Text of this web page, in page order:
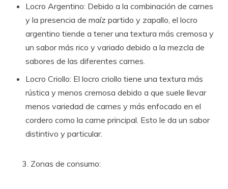
Locro Argentino: Debido a la combinación de carnes
y la presencia de maíz partido y zapallo, el locro
argentino tiende a tener una textura más cremosa y
un sabor más rico y variado debido a la mezcla de
sabores de las diferentes carnes.
Locro Criollo: El locro criollo tiene una textura más
rústica y menos cremosa debido a que suele llevar
menos variedad de carnes y más enfocado en el
cordero como la carne principal. Esto le da un sabor
distintivo y particular.
Zonas de consumo: